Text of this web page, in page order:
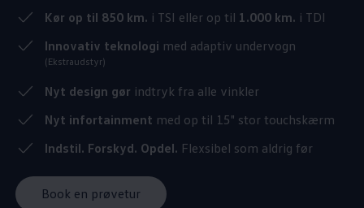
Kør op til 850 km. i TSI eller op til 1.000 km. i TDI
Innovativ teknologi med adaptiv undervogn
(Ekstraudstyr)
Nyt design gør indtryk fra alle vinkler
Nyt infortainment med op til 15" stor touchskærm
Indstil. Forskyd. Opdel. Flexsibel som aldrig før
Book en prøvetur